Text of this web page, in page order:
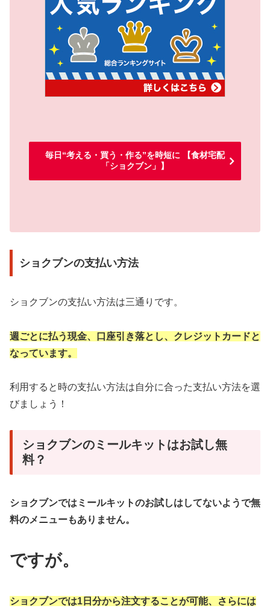
毎日“考える・買う・作る”を時短に 【食材宅配
「ショクブン」】
ショクブンの支払い方法
ショクブンの支払い方法は三通りです。
週ごとに払う現金、口座引き落とし、クレジットカードと
なっています。
利用すると時の支払い方法は自分に合った支払い方法を選
びましょう！
ショクブンのミールキットはお試し無
料？
ショクブンではミールキットのお試しはしてないようで無
料のメニューもありません。
ですが。
ショクブンでは1日分から注文することが可能、さらには